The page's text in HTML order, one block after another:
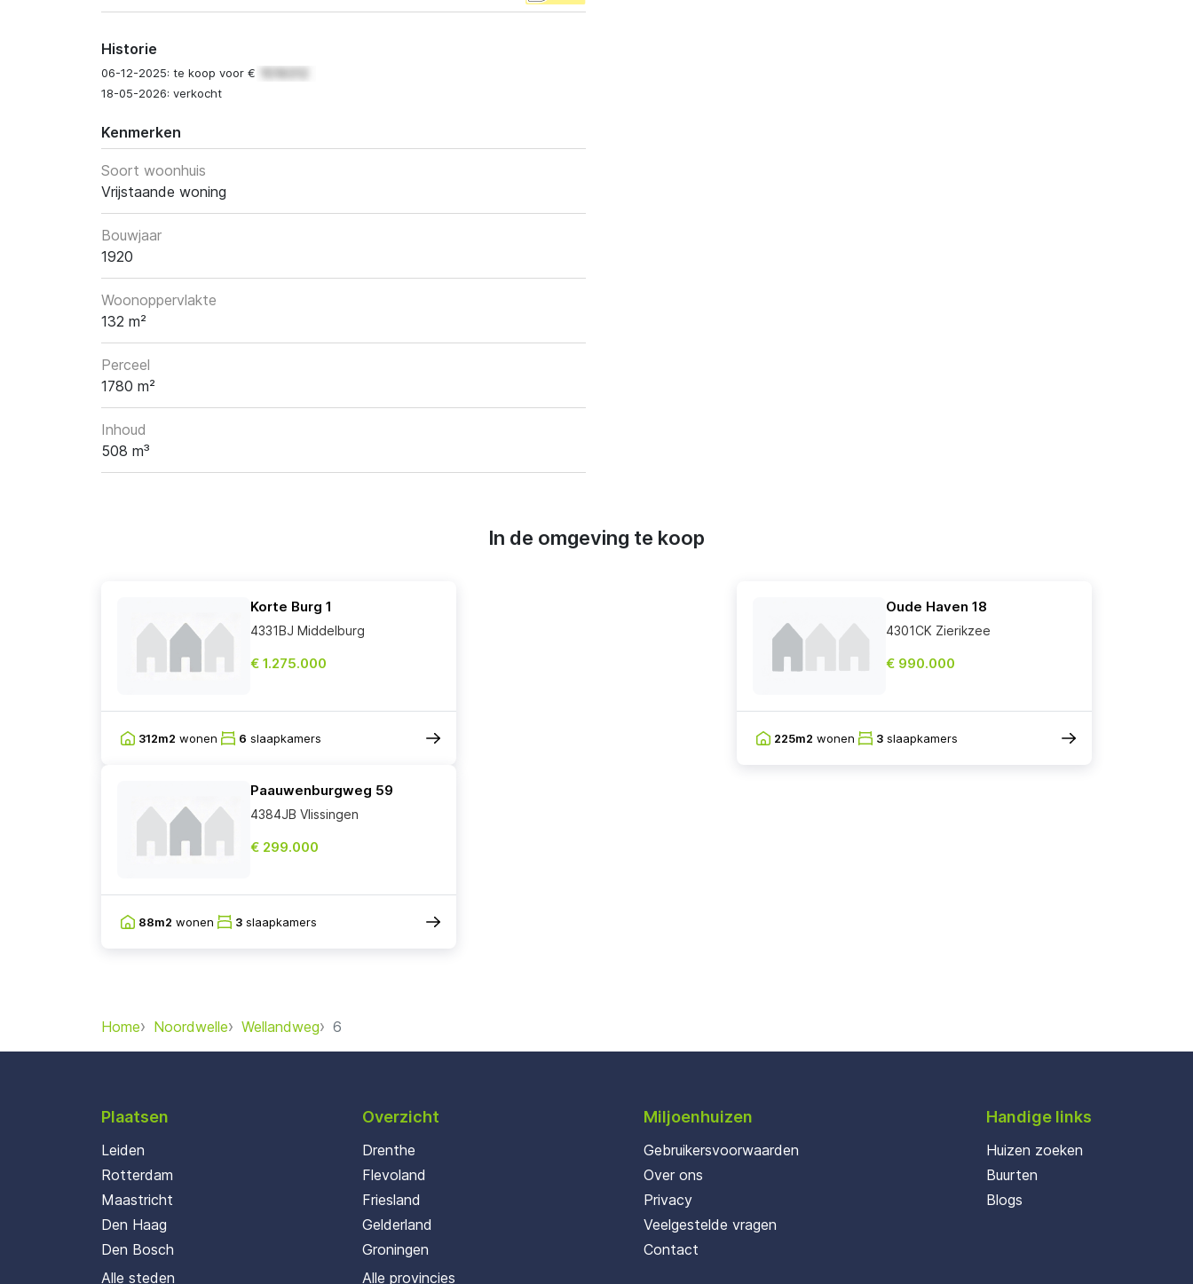
Historie
06-12-2025: te koop voor €
18-05-2026: verkocht
Kenmerken
Soort woonhuis
Vrijstaande woning
Bouwjaar
1920
Woonoppervlakte
132 m²
Perceel
1780 m²
Inhoud
508 m³
In de omgeving te koop
Korte Burg 1
4331BJ Middelburg
€ 1.275.000
312m2 wonen 6 slaapkamers
Oude Haven 18
4301CK Zierikzee
€ 990.000
225m2 wonen 3 slaapkamers
Paauwenburgweg 59
4384JB Vlissingen
€ 299.000
88m2 wonen 3 slaapkamers
Home Noordwelle Wellandweg 6
Plaatsen
Leiden
Rotterdam
Maastricht
Den Haag
Den Bosch
Alle steden
Overzicht
Drenthe
Flevoland
Friesland
Gelderland
Groningen
Alle provincies
Miljoenhuizen
Gebruikersvoorwaarden
Over ons
Privacy
Veelgestelde vragen
Contact
Handige links
Huizen zoeken
Buurten
Blogs